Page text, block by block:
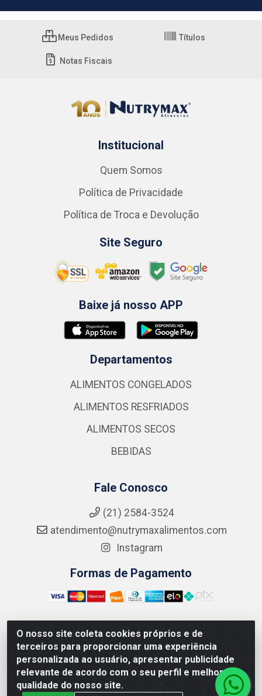
O nosso site coleta cookies próprios e de
terceiros para proporcionar uma experiência
personalizada ao usuário, apresentar publicidade
relevante de acordo com o seu perfil e melhorar a
qualidade do nosso site.
Meus Pedidos Títulos
Notas Fiscais
Institucional
Quem Somos
Política de Privacidade
Política de Troca e Devolução
Site Seguro
Baixe já nosso APP
Departamentos
ALIMENTOS CONGELADOS
ALIMENTOS RESFRIADOS
ALIMENTOS SECOS
BEBIDAS
Fale Conosco
(21) 2584-3524
atendimento@nutrymaxalimentos.com
Instagram
Formas de Pagamento
NUTRY MAX COMÉRCIO DE PRODUTOS ALIMENTICIOS
LTDA - RUA DO FEIJÃO, 721 PENHA CIRCULAR/RJ -
CNPJ: 15.796.122/0001-03